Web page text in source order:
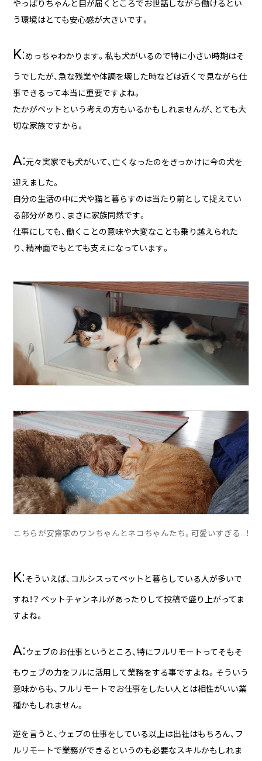
やっぱりちゃんと目が届くところでお世話しながら働けるとい
う環境はとても安心感が大きいです。
K:めっちゃわかります。私も犬がいるので特に小さい時期はそ
うでしたが、急な残業や体調を壊した時などは近くで見ながら仕
事できるって本当に重要ですよね。
たかがペットという考えの方もいるかもしれませんが、とても大
切な家族ですから。
A:元々実家でも犬がいて、亡くなったのをきっかけに今の犬を
迎えました。
自分の生活の中に犬や猫と暮らすのは当たり前として捉えてい
る部分があり、まさに家族同然です。
仕事にしても、働くことの意味や大変なことも乗り越えられた
り、精神面でもとても支えになっています。
こちらが安齋家のワンちゃんとネコちゃんたち。可愛いすぎる…！
K:そういえば、コルシスってペットと暮らしている人が多いで
すね！？ ペットチャンネルがあったりして投稿で盛り上がってま
すよね。
A:ウェブのお仕事というところ、特にフルリモートってそもそ
もウェブの力をフルに活用して業務をする事ですよね。そういう
意味からも、フルリモートでお仕事をしたい人とは相性がいい業
種かもしれません。
逆を言うと、ウェブの仕事をしている以上は出社はもちろん、フ
ルリモートで業務ができるというのも必要なスキルかもしれま